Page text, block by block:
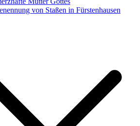
von Staßen in Fürstenhausen